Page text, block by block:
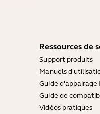
Ressources de
Support produits
Manuels
Guide
Guide de
Vidéos pratiques